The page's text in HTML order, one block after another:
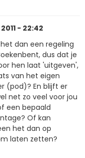
- 22:42
het dan een regeling
dus dat je
hen laat 'uitgeven',
van het eigen
(pod)? En blijft er
net zo veel voor jou
een bepaald
Of kan
het dan op
laten zetten?